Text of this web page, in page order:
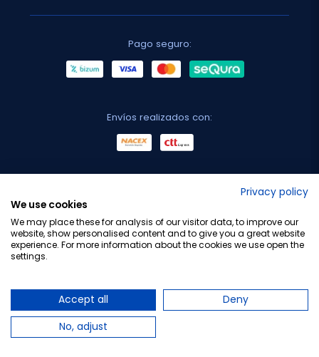
Pago seguro:
Envíos realizados con:
Privacy policy
We use cookies
We may place these for analysis of our visitor data, to improve our
website, show personalised content and to give you a great website
experience. For more information about the cookies we use open the
settings.
Accept all
Deny
No, adjust